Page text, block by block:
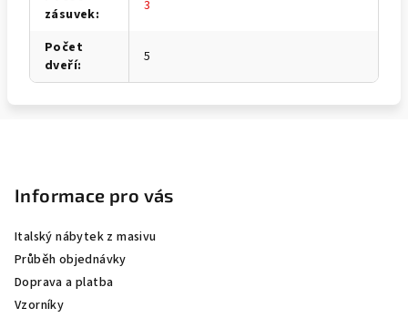
zásuvek: 3
Počet
dveří: 5
Informace pro vás
Italský nábytek z masivu
Průběh objednávky
Doprava a platba
Vzorníky